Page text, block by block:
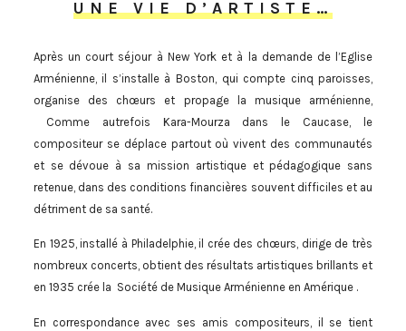
UNE VIE D’ARTISTE…
Après un court séjour à New York et à la demande de l’Eglise
Arménienne, il s’installe à Boston, qui compte cinq paroisses,
organise des chœurs et propage la musique arménienne,
Comme autrefois Kara-Mourza dans le Caucase, le
compositeur se déplace partout où vivent des communautés
et se dévoue à sa mission artistique et pédagogique sans
retenue, dans des conditions financières souvent difficiles et au
détriment de sa santé.
En 1925, installé à Philadelphie, il crée des chœurs, dirige de très
nombreux concerts, obtient des résultats artistiques brillants et
en 1935 crée la Société de Musique Arménienne en Amérique .
En correspondance avec ses amis compositeurs, il se tient